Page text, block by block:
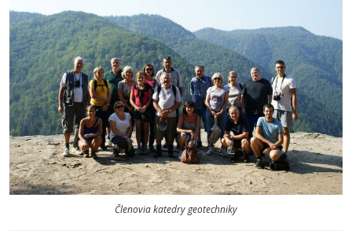
Členovia katedry geotechniky